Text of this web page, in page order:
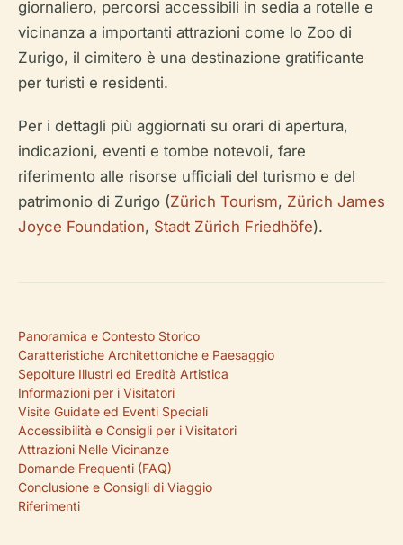
giornaliero, percorsi accessibili in sedia a rotelle e
vicinanza a importanti attrazioni come lo Zoo di
Zurigo, il cimitero è una destinazione gratificante
per turisti e residenti.
Per i dettagli più aggiornati su orari di apertura,
indicazioni, eventi e tombe notevoli, fare
riferimento alle risorse ufficiali del turismo e del
patrimonio di Zurigo (Zürich Tourism, Zürich James
Joyce Foundation, Stadt Zürich Friedhöfe).
Panoramica e Contesto Storico
Caratteristiche Architettoniche e Paesaggio
Sepolture Illustri ed Eredità Artistica
Informazioni per i Visitatori
Visite Guidate ed Eventi Speciali
Accessibilità e Consigli per i Visitatori
Attrazioni Nelle Vicinanze
Domande Frequenti (FAQ)
Conclusione e Consigli di Viaggio
Riferimenti